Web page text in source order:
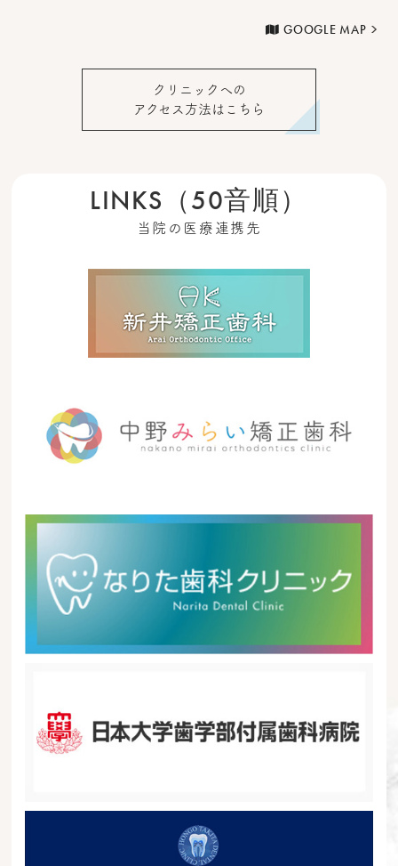
GOOGLE MAP
クリニックへの
アクセス方法はこちら
LINKS（50音順）
当院の医療連携先